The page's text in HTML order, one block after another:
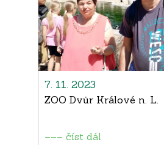
7. 11. 2023
ZOO Dvůr Králové n. L.
––– číst dál